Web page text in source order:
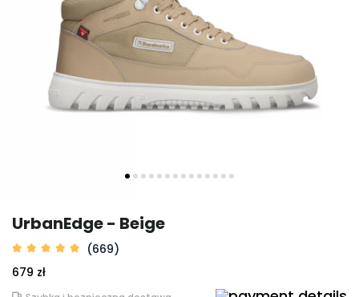
UrbanEdge - Beige
(669)
679 zł